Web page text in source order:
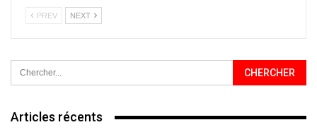
PREV NEXT
Articles récents